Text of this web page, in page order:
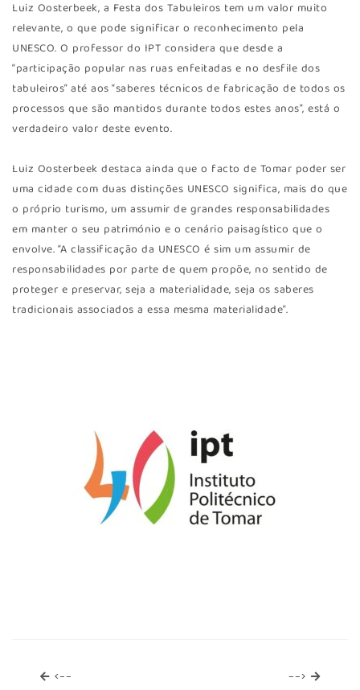
Luiz Oosterbeek, a Festa dos Tabuleiros tem um valor muito
relevante, o que pode significar o reconhecimento pela
UNESCO. O professor do IPT considera que desde a
“participação popular nas ruas enfeitadas e no desfile dos
tabuleiros” até aos “saberes técnicos de fabricação de todos os
processos que são mantidos durante todos estes anos”, está o
verdadeiro valor deste evento.
Luiz Oosterbeek destaca ainda que o facto de Tomar poder ser
uma cidade com duas distinções UNESCO significa, mais do que
o próprio turismo, um assumir de grandes responsabilidades
em manter o seu património e o cenário paisagístico que o
envolve. “A classificação da UNESCO é sim um assumir de
responsabilidades por parte de quem propõe, no sentido de
proteger e preservar, seja a materialidade, seja os saberes
tradicionais associados a essa mesma materialidade”.
<-- --> -->